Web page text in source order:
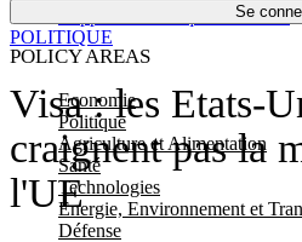
Se
POLICY AREAS
Economie
Politique
Agriculture et Alimentation
Santé
Technologies
Energie, Environnement et
Défense
Économie
Visa : les Etats-
craignent pas la
l'UE
POLITIQUE